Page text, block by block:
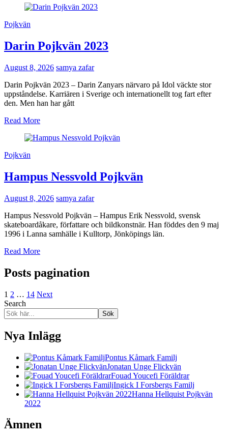
Pojkvän
Darin Pojkvän 2023
August 8, 2026 samya zafar
Darin Pojkvän 2023 – Darin Zanyars närvaro på Idol väckte stor
uppståndelse. Karriären i Sverige och internationellt tog fart efter
den. Men han har gått
Read More
Pojkvän
Hampus Nessvold Pojkvän
August 8, 2026 samya zafar
Hampus Nessvold Pojkvän – Hampus Erik Nessvold, svensk
skateboardåkare, författare och bildkonstnär. Han föddes den 9 maj
1996 i Lanna samhälle i Kulltorp, Jönköpings län.
Read More
Posts pagination
1 2 … 14 Next
Search
Sök
Nya Inlägg
Pontus Kåmark Familj
Jonatan Unge Flickvän
Fouad Youcefi Föräldrar
Ingick I Forsbergs Familj
Hanna Hellquist Pojkvän
2022
Ämnen